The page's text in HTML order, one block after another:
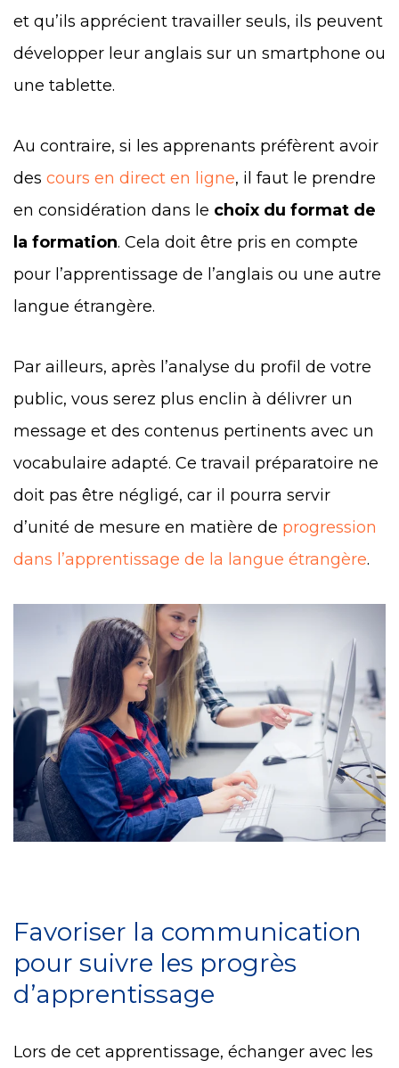
et qu’ils apprécient travailler seuls, ils peuvent
développer leur anglais sur un smartphone ou
une tablette.
Au contraire, si les apprenants préfèrent avoir
des cours en direct en ligne, il faut le prendre
en considération dans le choix du format de
la formation. Cela doit être pris en compte
pour l’apprentissage de l’anglais ou une autre
langue étrangère.
Par ailleurs, après l’analyse du profil de votre
public, vous serez plus enclin à délivrer un
message et des contenus pertinents avec un
vocabulaire adapté. Ce travail préparatoire ne
doit pas être négligé, car il pourra servir
d’unité de mesure en matière de progression
dans l’apprentissage de la langue étrangère.
Favoriser la communication
pour suivre les progrès
d’apprentissage
Lors de cet apprentissage, échanger avec les